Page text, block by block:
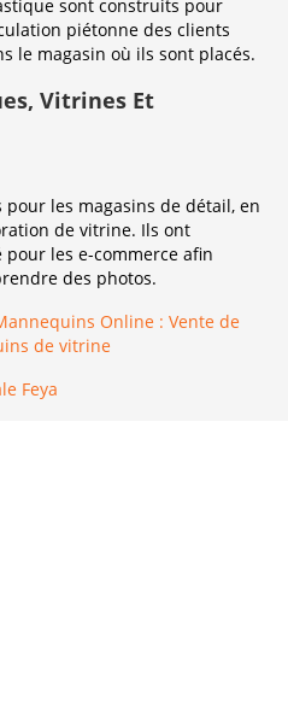
sont construits pour
piétonne des clients
le magasin où ils sont placés.
Vitrines Et
les magasins de détail, en
de vitrine. Ils ont
les e-commerce afin
des photos.
Online : Vente de
de vitrine
Feya